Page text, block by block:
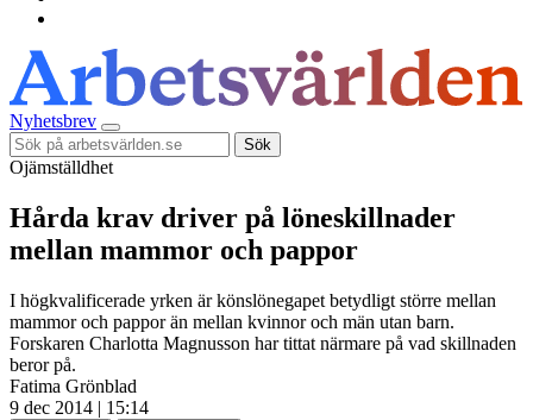
Nyhetsbrev
Sök
Ojämställdhet
Hårda krav driver på löneskillnader
mellan mammor och pappor
I högkvalificerade yrken är könslönegapet betydligt större mellan
mammor och pappor än mellan kvinnor och män utan barn.
Forskaren Charlotta Magnusson har tittat närmare på vad skillnaden
beror på.
Fatima Grönblad
9 dec 2014 | 15:14